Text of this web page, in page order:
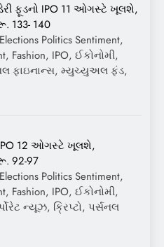
ડેરી ફૂડનો IPO 11 ઓગસ્ટે ખૂલશે,
133- 140
Politics Sentiment,
Fashion, IPO, ઈકોનોમી,
ફાઇનાન્સ, મ્યુચ્યુઅલ ફંડ,
IPO 12 ઓગસ્ટે ખૂલશે,
92-97
Politics Sentiment,
Fashion, IPO, ઈકોનોમી,
ન્યૂઝ, ક્રિપ્ટો, પર્સનલ